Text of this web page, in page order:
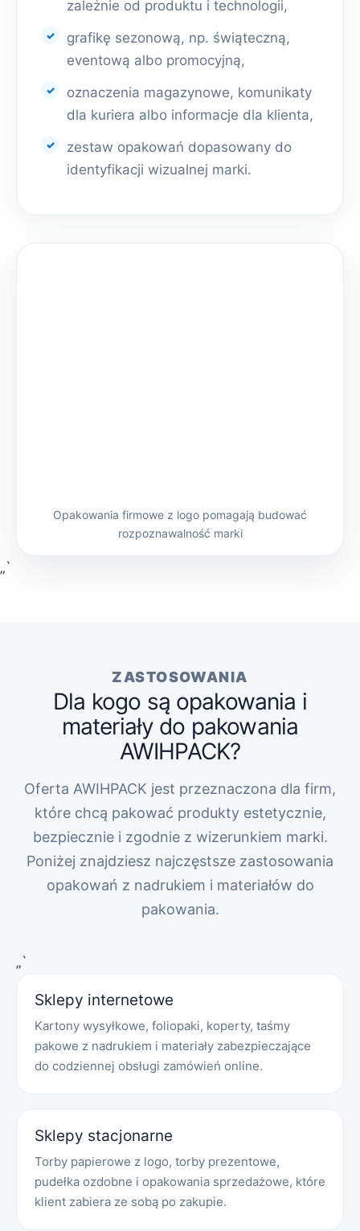
zależnie od produktu i technologii,
grafikę sezonową, np. świąteczną,
eventową albo promocyjną,
oznaczenia magazynowe, komunikaty
dla kuriera albo informacje dla klienta,
zestaw opakowań dopasowany do
identyfikacji wizualnej marki.
Opakowania firmowe z logo pomagają budować
rozpoznawalność marki
„`
ZASTOSOWANIA
Dla kogo są opakowania i
materiały do pakowania
AWIHPACK?
Oferta AWIHPACK jest przeznaczona dla firm,
które chcą pakować produkty estetycznie,
bezpiecznie i zgodnie z wizerunkiem marki.
Poniżej znajdziesz najczęstsze zastosowania
opakowań z nadrukiem i materiałów do
pakowania.
„`
Sklepy internetowe
Kartony wysyłkowe, foliopaki, koperty, taśmy
pakowe z nadrukiem i materiały zabezpieczające
do codziennej obsługi zamówień online.
Sklepy stacjonarne
Torby papierowe z logo, torby prezentowe,
pudełka ozdobne i opakowania sprzedażowe, które
klient zabiera ze sobą po zakupie.